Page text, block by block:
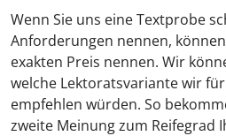
Wenn Sie uns eine Textprobe
Anforderungen nennen,
exakten Preis nennen. Wir
welche Lektoratsvariante wir
empfehlen würden. So
zweite Meinung zum Reifegrad